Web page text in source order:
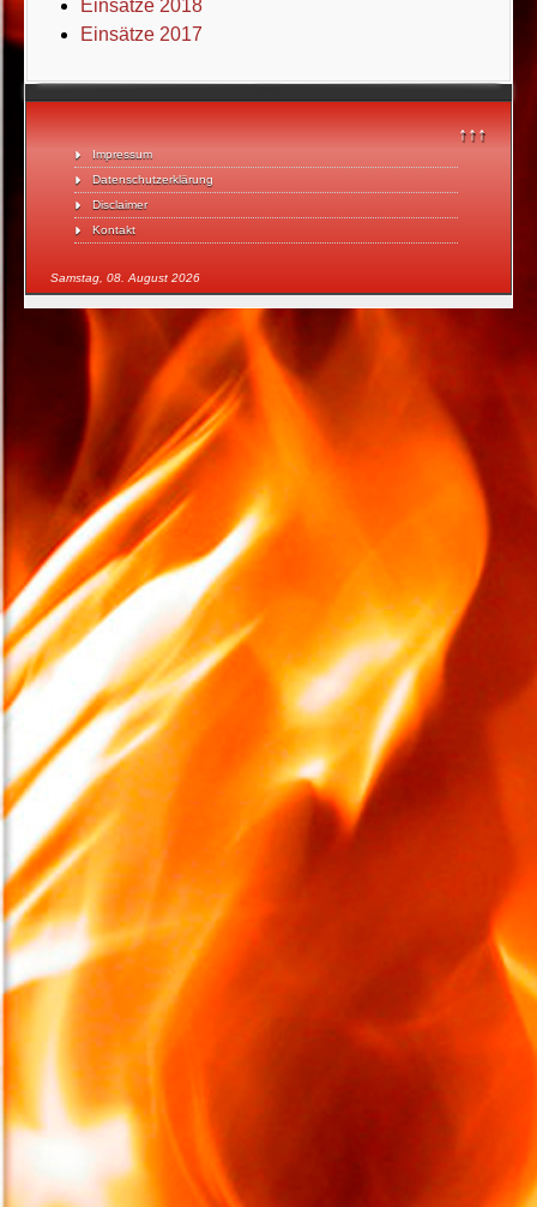
↑↑↑
Impressum
Datenschutzerklärung
Disclaimer
Kontakt
Samstag, 08. August 2026
Einsätze 2018
Einsätze 2017